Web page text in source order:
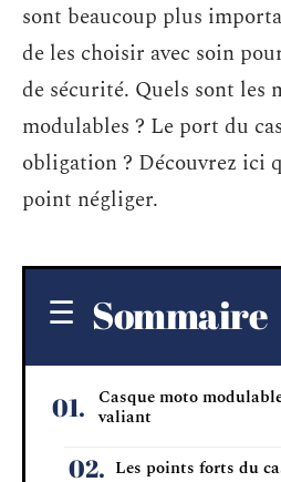
sont beaucoup plus
de les choisir avec soin
de sécurité. Quels sont les
modulables ? Le port du
obligation ? Découvrez ici
point négliger.
Sommaire
Casque moto
valiant
Les points forts du